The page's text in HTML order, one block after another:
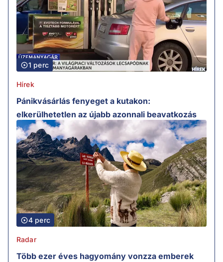
1 perc
Hírek
Pánikvásárlás fenyeget a kutakon:
elkerülhetetlen az újabb azonnali beavatkozás
4 perc
Radar
Több ezer éves hagyomány vonzza emberek